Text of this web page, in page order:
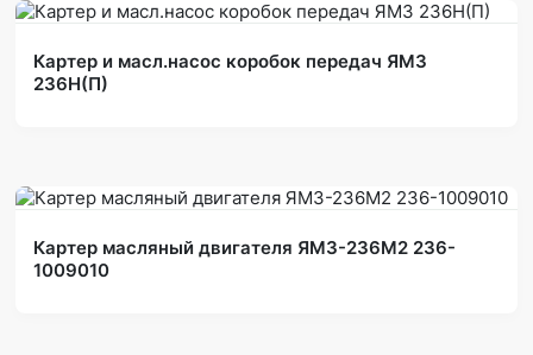
Картер и масл.насос коробок передач ЯМЗ
236Н(П)
Картер масляный двигателя ЯМЗ-236М2 236-
1009010